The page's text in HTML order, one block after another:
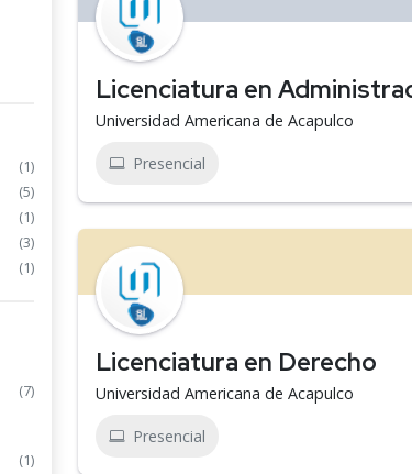
(1)
(5)
(1)
(3)
(1)
(7)
(1)
Licenciatura en
Universidad Americana de Acapulco
Presencial
Licenciatura en Derecho
Universidad Americana de Acapulco
Presencial